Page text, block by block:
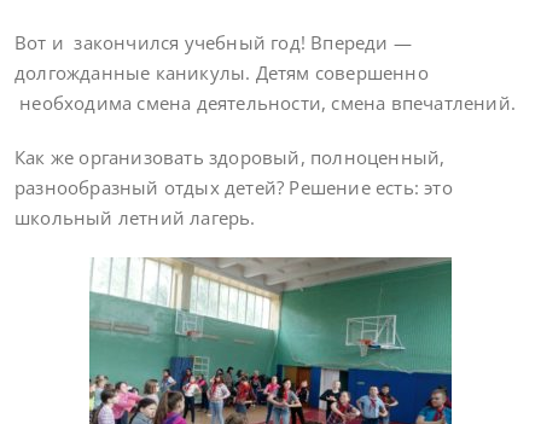
Вот и закончился учебный год! Впереди —
долгожданные каникулы. Детям совершенно
необходима смена деятельности, смена впечатлений.
Как же организовать здоровый, полноценный,
разнообразный отдых детей? Решение есть: это
школьный летний лагерь.